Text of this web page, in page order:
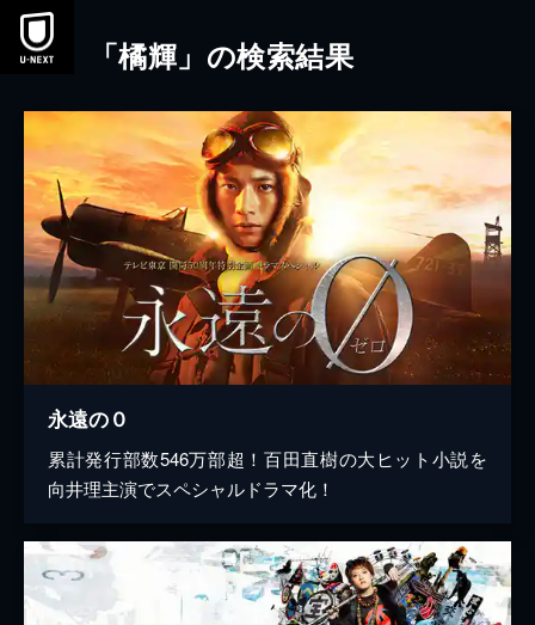
本文へスキップ
「橘輝」の検索結果
永遠の０
累計発行部数546万部超！百田直樹の大ヒット小説を
向井理主演でスペシャルドラマ化！